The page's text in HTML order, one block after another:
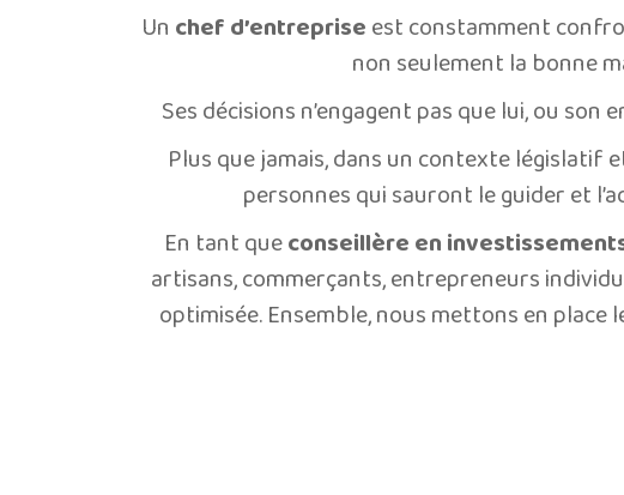
Un chef d’entrepriseest constamment
non seulement la bonne
Ses décisions n’engagent pas que lui, ou
Plus que jamais, dans un contexte législatif
personnes qui sauront le guider et
En tant queconseillère en
artisans, commerçants, entrepreneurs
optimisée. Ensemble, nous mettons en place